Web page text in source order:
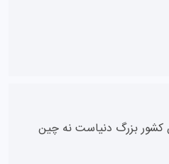
کشور بزرگ دنیاست نه چین